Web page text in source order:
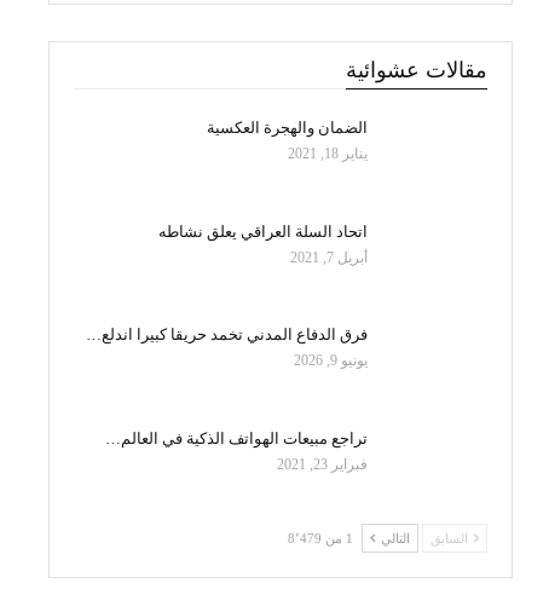
مقالات عشوائية
الضمان والهجرة العكسية
يناير 18, 2021
اتحاد السلة العراقي يعلق نشاطه
أبريل 7, 2021
فرق الدفاع المدني تخمد حريقا كبيرا اندلع…
يونيو 9, 2026
تراجع مبيعات الهواتف الذكية في العالم…
فبراير 23, 2021
السابق التالي 1 من 8٬479